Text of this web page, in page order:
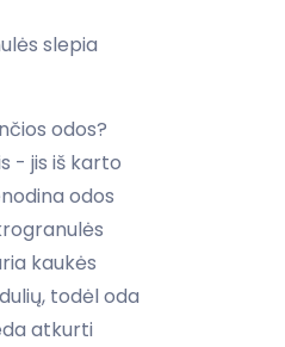
slepia
odos?
- jis iš karto
odos
kaukės
todėl oda
atkurti